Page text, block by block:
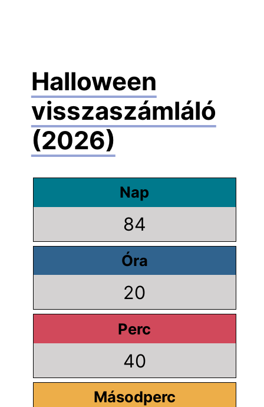
Halloween
visszaszámláló
(2026)
Nap
84
Óra
20
Perc
40
Másodperc